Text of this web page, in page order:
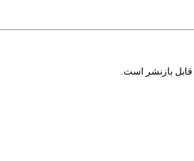
قابل بازنشر است.